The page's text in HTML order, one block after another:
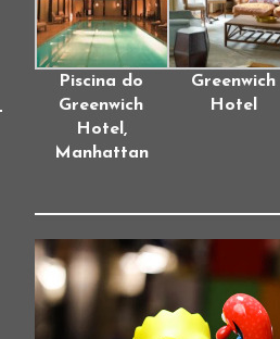
Piscina do
Greenwich
Hotel,
Manhattan
Greenwich
Hotel